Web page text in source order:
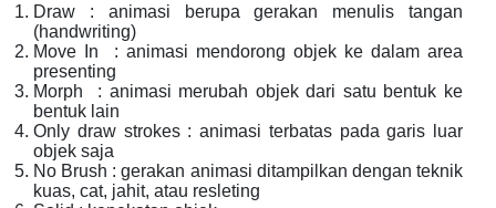
Draw : animasi berupa gerakan menulis tangan
(handwriting)
Move In : animasi mendorong objek ke dalam area
presenting
Morph : animasi merubah objek dari satu bentuk ke
bentuk lain
Only draw strokes : animasi terbatas pada garis luar
objek saja
No Brush : gerakan animasi ditampilkan dengan teknik
kuas, cat, jahit, atau resleting